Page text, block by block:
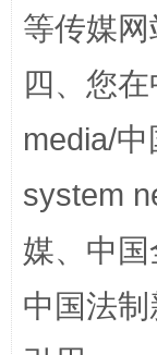
站台
等传媒
四、您
media/
system
媒、中
中国法